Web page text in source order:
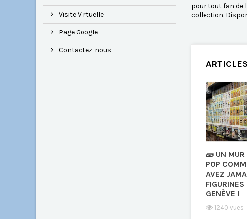
Visite Virtuelle
Page Google
Contactez-nous
pour tout fan de
collection.
🧱 UN MUR
POP
AVEZ
GENÈVE !
1240 vues